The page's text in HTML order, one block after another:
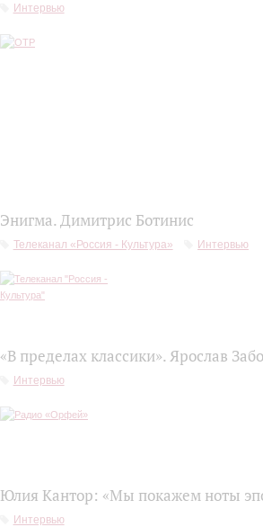
Интервью
Энигма. Димитрис Ботинис
Телеканал «Россия - Культура» Интервью
«В пределах классики». Ярослав
Интервью
Юлия Кантор: «Мы покажем ноты
Интервью